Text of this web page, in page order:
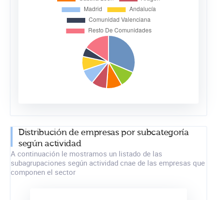
Distribución de empresas por subcategoría
según actividad
A continuación le mostramos un listado de las
subagrupaciones según actividad cnae de las empresas que
componen el sector